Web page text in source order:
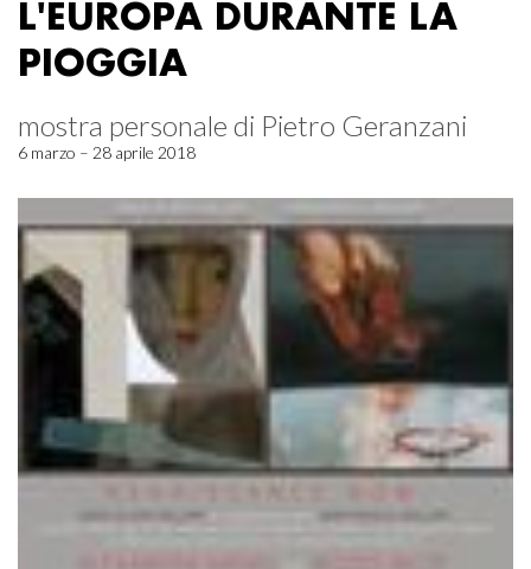
L'EUROPA DURANTE LA
PIOGGIA
mostra personale di Pietro Geranzani
6 marzo – 28 aprile 2018